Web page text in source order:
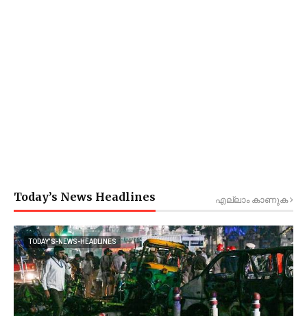
Today’s News Headlines എല്ലാം കാണുക
TODAY’S-NEWS-HEADLINES